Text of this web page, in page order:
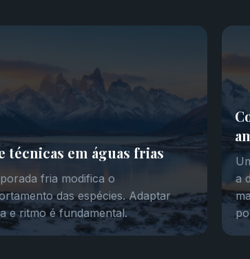
técnicas em águas frias
fria modifica o
das espécies. Adaptar
e ritmo é fundamental.
a